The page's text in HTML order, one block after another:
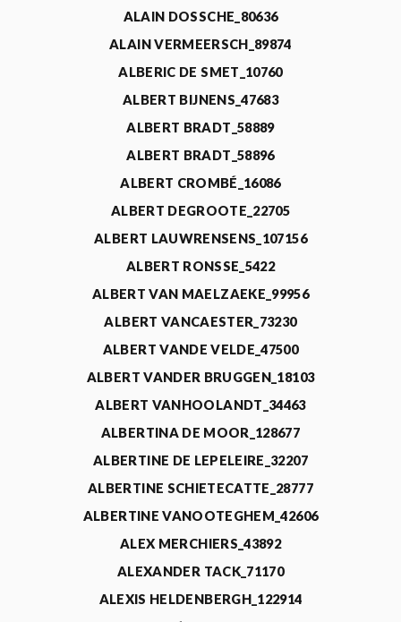
ALAIN DOSSCHE_80636
ALAIN VERMEERSCH_89874
ALBERIC DE SMET_10760
ALBERT BIJNENS_47683
ALBERT BRADT_58889
ALBERT BRADT_58896
ALBERT CROMBÉ_16086
ALBERT DEGROOTE_22705
ALBERT LAUWRENSENS_107156
ALBERT RONSSE_5422
ALBERT VAN MAELZAEKE_99956
ALBERT VANCAESTER_73230
ALBERT VANDE VELDE_47500
ALBERT VANDER BRUGGEN_18103
ALBERT VANHOOLANDT_34463
ALBERTINA DE MOOR_128677
ALBERTINE DE LEPELEIRE_32207
ALBERTINE SCHIETECATTE_28777
ALBERTINE VANOOTEGHEM_42606
ALEX MERCHIERS_43892
ALEXANDER TACK_71170
ALEXIS HELDENBERGH_122914